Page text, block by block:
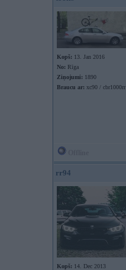
Kopš: 13. Jan 2016
No: Rīga
Ziņojumi: 1890
Braucu ar: xc90 / cbr1000rr
rr94
Kopš: 14. Dec 2013